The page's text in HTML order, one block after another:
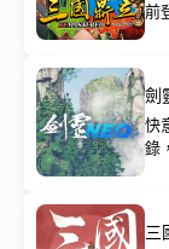
前
劍
快
錄
三